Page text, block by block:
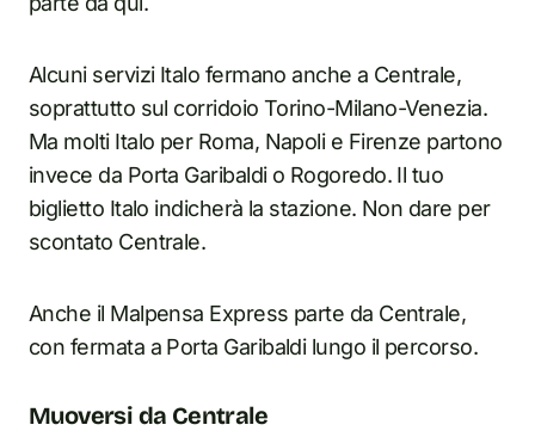
Alcuni servizi Italo fermano anche a Centrale,
soprattutto sul corridoio Torino-Milano-Venezia.
Ma molti Italo per Roma, Napoli e Firenze partono
invece da Porta Garibaldi o Rogoredo. Il tuo
biglietto Italo indicherà la stazione. Non dare per
scontato Centrale.
Anche il Malpensa Express parte da Centrale,
con fermata a Porta Garibaldi lungo il percorso.
Muoversi da Centrale